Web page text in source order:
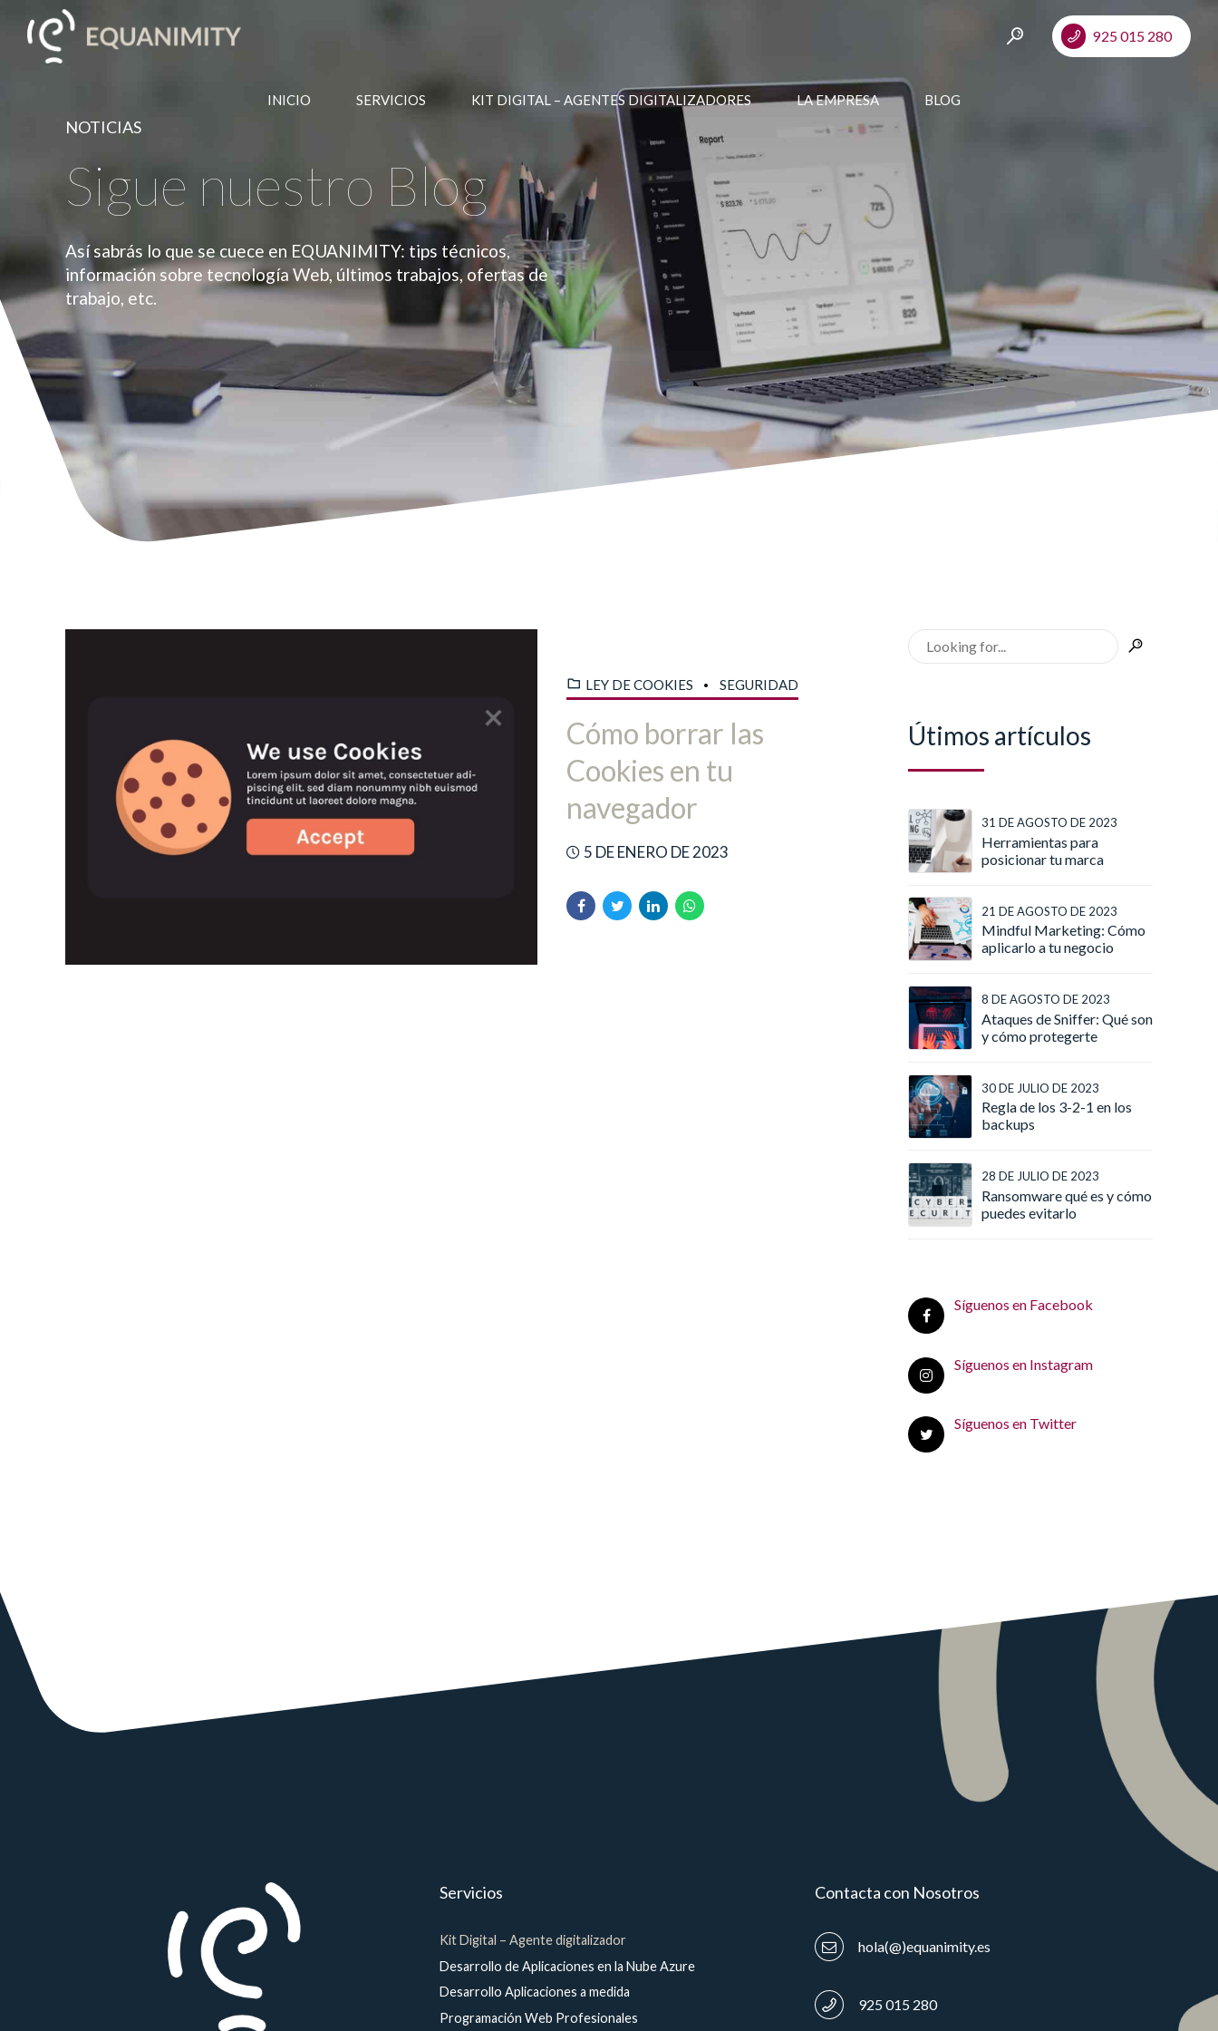
925 015 280
INICIO SERVICIOS KIT DIGITAL – AGENTES DIGITALIZADORES LA EMPRESA BLOG
NOTICIAS
Sigue nuestro Blog
Así sabrás lo que se cuece en EQUANIMITY: tips técnicos,
información sobre tecnología Web, últimos trabajos, ofertas de
trabajo, etc.
LEY DE COOKIES SEGURIDAD
Cómo borrar las
Cookies en tu
navegador
5 DE ENERO DE 2023
Útimos artículos
31 DE AGOSTO DE 2023
Herramientas para
posicionar tu marca
21 DE AGOSTO DE 2023
Mindful Marketing: Cómo
aplicarlo a tu negocio
8 DE AGOSTO DE 2023
Ataques de Sniffer: Qué son
y cómo protegerte
30 DE JULIO DE 2023
Regla de los 3-2-1 en los
backups
28 DE JULIO DE 2023
Ransomware qué es y cómo
puedes evitarlo
Síguenos en Facebook
Síguenos en Instagram
Síguenos en Twitter
Servicios
Kit Digital – Agente digitalizador
Desarrollo de Aplicaciones en la Nube Azure
Desarrollo Aplicaciones a medida
Programación Web Profesionales
Contacta con Nosotros
hola(@)equanimity.es
925 015 280